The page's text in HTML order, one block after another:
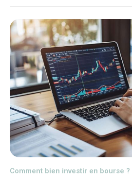
Comment bien investir en bourse ?